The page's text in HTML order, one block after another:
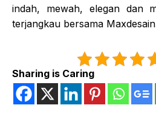
indah, mewah, elegan dan
terjangkau bersama
Sharing is Caring